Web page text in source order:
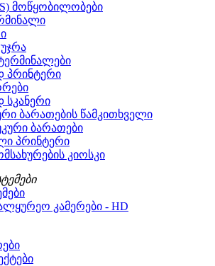
მოწყობილობები
პრინტერი
სკანერი
ბარათების წამკითხველი
ბარათები
პრინტერი
კიოსკი
კამერები - HD